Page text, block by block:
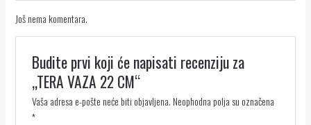
Još nema komentara.
Budite prvi koji će napisati recenziju za
„TERA VAZA 22 CM“
Vaša adresa e-pošte neće biti objavljena. Neophodna polja su označena
*